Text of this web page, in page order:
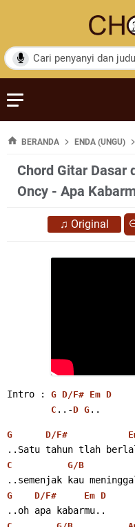
BERANDA ENDA (UNGU)
Chord Gitar Dasar
Oncy - Apa
♫ Original
Intro : G D/F# Em D
C ..-D G ..
G D/F#
..Satu tahun tlah
C G/B
..semenjak kau
G D/F# Em D
..oh apa kabarmu..